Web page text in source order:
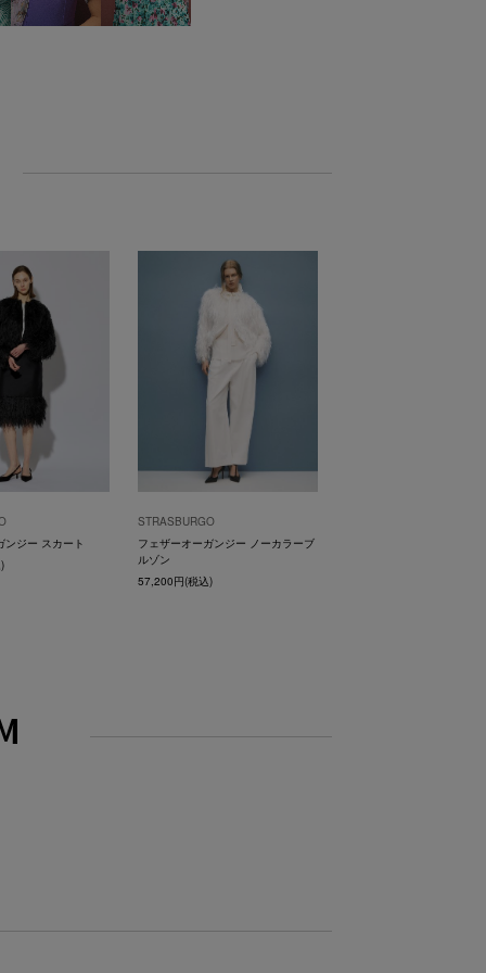
ンジー スカート
STRASBURGO
フェザーオーガンジー ノーカラーブ
ルゾン
57,200円(税込)